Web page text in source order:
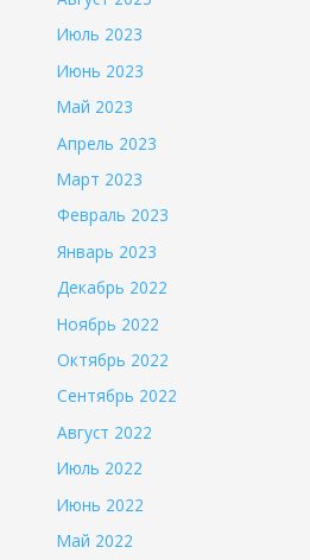
Июль 2023
Июнь 2023
Май 2023
Апрель 2023
Март 2023
Февраль 2023
Январь 2023
Декабрь 2022
Ноябрь 2022
Октябрь 2022
Сентябрь 2022
Август 2022
Июль 2022
Июнь 2022
Май 2022